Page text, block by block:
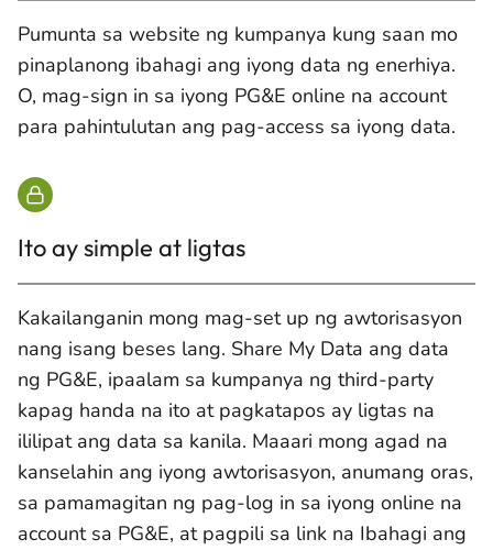
Pumunta sa website ng kumpanya kung saan mo
pinaplanong ibahagi ang iyong data ng enerhiya.
O, mag-sign in sa iyong PG&E online na account
para pahintulutan ang pag-access sa iyong data.
Ito ay simple at ligtas
Kakailanganin mong mag-set up ng awtorisasyon
nang isang beses lang. Share My Data ang data
ng PG&E, ipaalam sa kumpanya ng third-party
kapag handa na ito at pagkatapos ay ligtas na
ililipat ang data sa kanila. Maaari mong agad na
kanselahin ang iyong awtorisasyon, anumang oras,
sa pamamagitan ng pag-log in sa iyong online na
account sa PG&E, at pagpili sa link na Ibahagi ang